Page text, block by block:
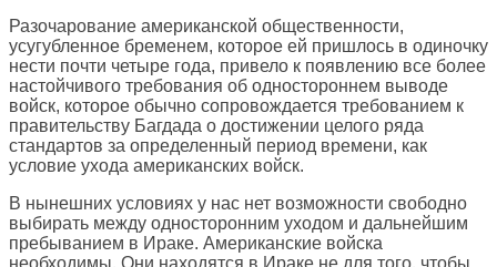
Разочарование американской общественности,
усугубленное бременем, которое ей пришлось в одиночку
нести почти четыре года, привело к появлению все более
настойчивого требования об одностороннем выводе
войск, которое обычно сопровождается требованием к
правительству Багдада о достижении целого ряда
стандартов за определенный период времени, как
условие ухода американских войск.
В нынешних условиях у нас нет возможности свободно
выбирать между односторонним уходом и дальнейшим
пребыванием в Ираке. Американские войска